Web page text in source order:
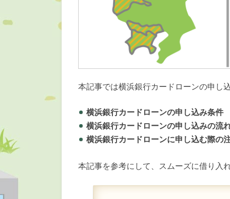
本記事では横浜銀行カードローンの申し
横浜銀行カードローンの申し込み条件
横浜銀行カードローンの申し込みの流
横浜銀行カードローンに申し込む際の
本記事を参考にして、スムーズに借り入